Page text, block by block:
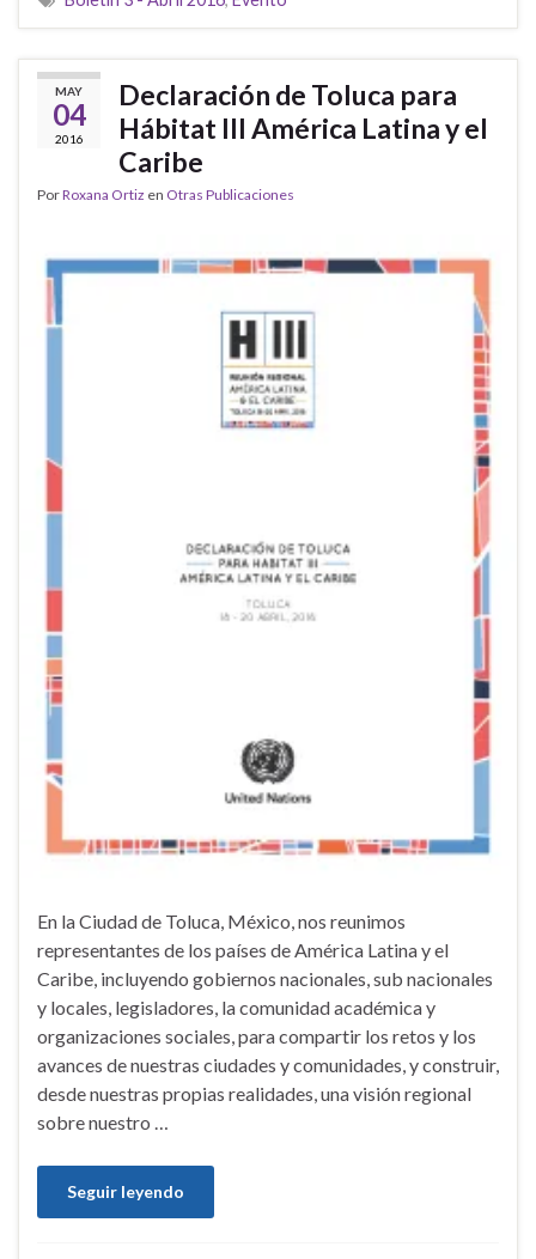
MAY
04
2016
Declaración de Toluca para
Hábitat III América Latina y el
Caribe
PorRoxana Ortiz en Otras Publicaciones
En la Ciudad de Toluca, México, nos reunimos
representantes de los países de América Latina y el
Caribe, incluyendo gobiernos nacionales, sub nacionales
y locales, legisladores, la comunidad académica y
organizaciones sociales, para compartir los retos y los
avances de nuestras ciudades y comunidades, y construir,
desde nuestras propias realidades, una visión regional
sobre nuestro …
Seguir leyendo